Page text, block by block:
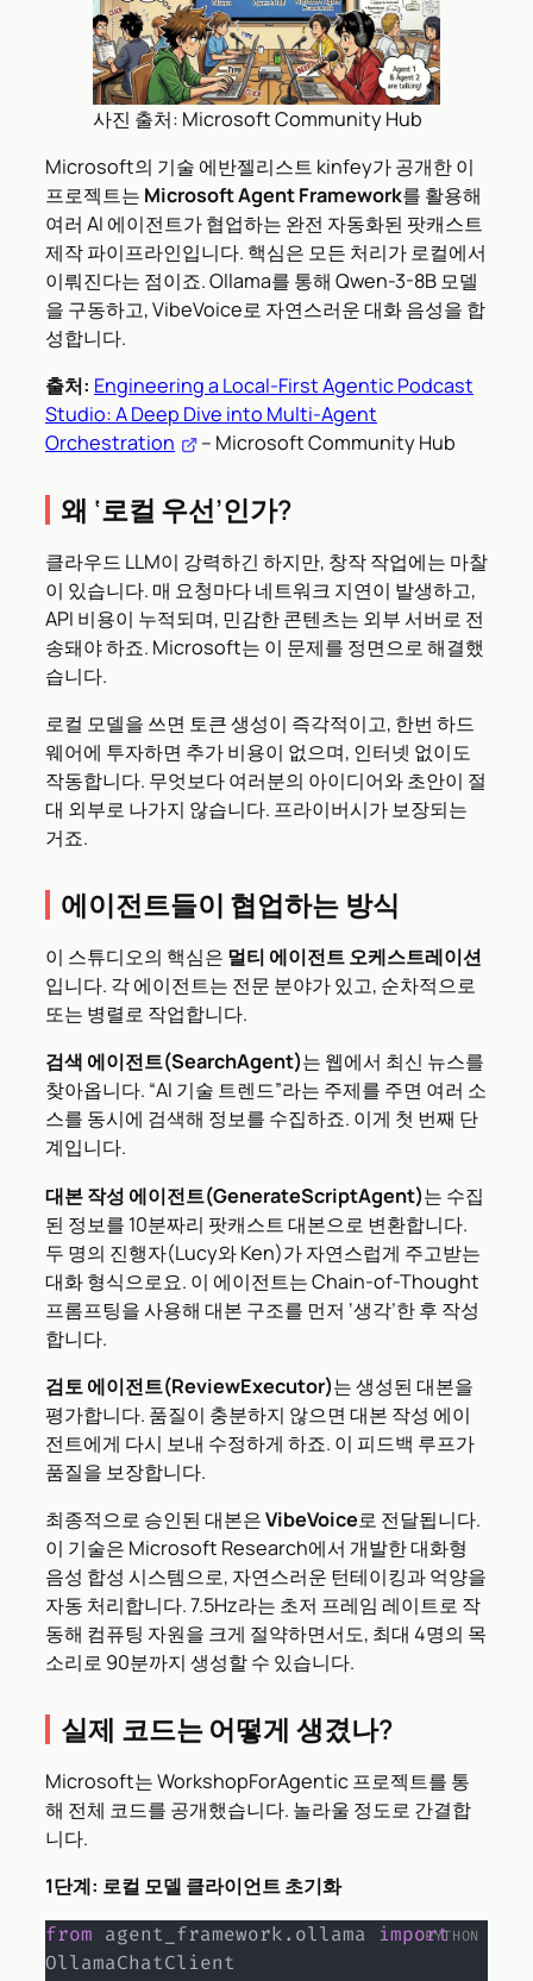
사진 출처: Microsoft Community Hub
Microsoft의 기술 에반젤리스트 kinfey가 공개한 이
프로젝트는 Microsoft Agent Framework를 활용해
여러 AI 에이전트가 협업하는 완전 자동화된 팟캐스트
제작 파이프라인입니다. 핵심은 모든 처리가 로컬에서
이뤄진다는 점이죠. Ollama를 통해 Qwen-3-8B 모델
을 구동하고, VibeVoice로 자연스러운 대화 음성을 합
성합니다.
출처: Engineering a Local-First Agentic Podcast
Studio: A Deep Dive into Multi-Agent
Orchestration
– Microsoft Community Hub
왜 ‘로컬 우선’인가?
클라우드 LLM이 강력하긴 하지만, 창작 작업에는 마찰
이 있습니다. 매 요청마다 네트워크 지연이 발생하고,
API 비용이 누적되며, 민감한 콘텐츠는 외부 서버로 전
송돼야 하죠. Microsoft는 이 문제를 정면으로 해결했
습니다.
로컬 모델을 쓰면 토큰 생성이 즉각적이고, 한번 하드
웨어에 투자하면 추가 비용이 없으며, 인터넷 없이도
작동합니다. 무엇보다 여러분의 아이디어와 초안이 절
대 외부로 나가지 않습니다. 프라이버시가 보장되는
거죠.
에이전트들이 협업하는 방식
이 스튜디오의 핵심은 멀티 에이전트 오케스트레이션
입니다. 각 에이전트는 전문 분야가 있고, 순차적으로
또는 병렬로 작업합니다.
검색 에이전트(SearchAgent)는 웹에서 최신 뉴스를
찾아옵니다. “AI 기술 트렌드”라는 주제를 주면 여러 소
스를 동시에 검색해 정보를 수집하죠. 이게 첫 번째 단
계입니다.
대본 작성 에이전트(GenerateScriptAgent)는 수집
된 정보를 10분짜리 팟캐스트 대본으로 변환합니다.
두 명의 진행자(Lucy와 Ken)가 자연스럽게 주고받는
대화 형식으로요. 이 에이전트는 Chain-of-Thought
프롬프팅을 사용해 대본 구조를 먼저 ‘생각’한 후 작성
합니다.
검토 에이전트(ReviewExecutor)는 생성된 대본을
평가합니다. 품질이 충분하지 않으면 대본 작성 에이
전트에게 다시 보내 수정하게 하죠. 이 피드백 루프가
품질을 보장합니다.
최종적으로 승인된 대본은VibeVoice로 전달됩니다.
이 기술은 Microsoft Research에서 개발한 대화형
음성 합성 시스템으로, 자연스러운 턴테이킹과 억양을
자동 처리합니다. 7.5Hz라는 초저 프레임 레이트로 작
동해 컴퓨팅 자원을 크게 절약하면서도, 최대 4명의 목
소리로 90분까지 생성할 수 있습니다.
실제 코드는 어떻게 생겼나?
Microsoft는 WorkshopForAgentic 프로젝트를 통
해 전체 코드를 공개했습니다. 놀라울 정도로 간결합
니다.
1단계: 로컬 모델 클라이언트 초기화
from agent_framework. ollama import
OllamaChatClient